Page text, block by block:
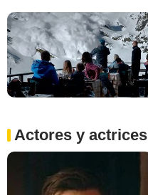
Actores y actrices